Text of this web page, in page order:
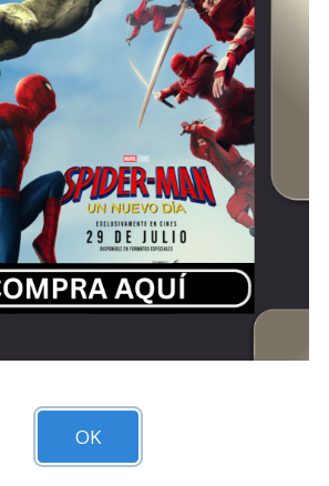
OF TOMORROW.
OK